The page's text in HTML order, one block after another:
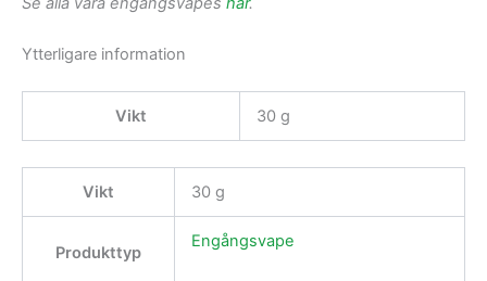
Ytterligare information
Vikt 30 g
Vikt 30 g
Produkttyp
Engångsvape